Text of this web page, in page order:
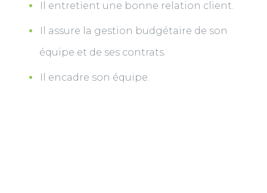
Il entretient une bonne relation client.
Il assure la gestion budgétaire de son
équipe et de ses contrats.
Il encadre son équipe.